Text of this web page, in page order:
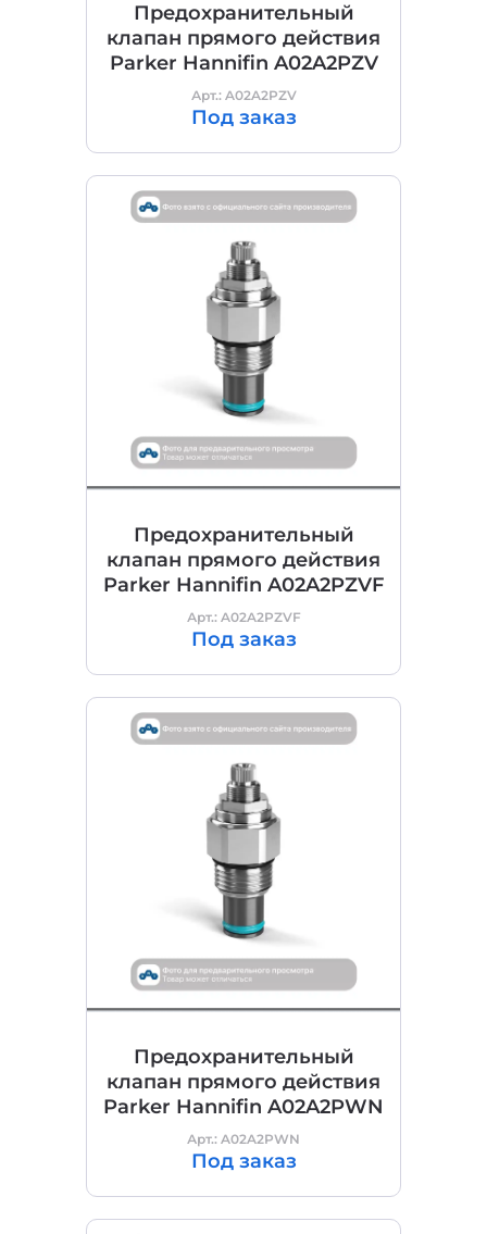
Предохранительный
клапан прямого действия
Parker Hannifin A02A2PZV
Арт.: A02A2PZV
Под заказ
Предохранительный
клапан прямого действия
Parker Hannifin A02A2PZVF
Арт.: A02A2PZVF
Под заказ
Предохранительный
клапан прямого действия
Parker Hannifin A02A2PWN
Арт.: A02A2PWN
Под заказ